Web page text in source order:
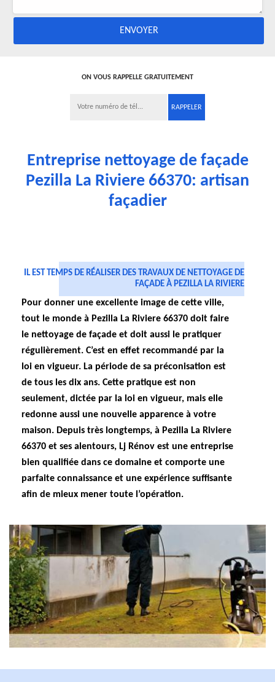
ON VOUS RAPPELLE GRATUITEMENT
Entreprise nettoyage de façade
Pezilla La Riviere 66370: artisan
façadier
IL EST TEMPS DE RÉALISER DES TRAVAUX DE NETTOYAGE DE
FAÇADE À PEZILLA LA RIVIERE
Pour donner une excellente image de cette ville,
tout le monde à Pezilla La Riviere 66370 doit faire
le nettoyage de façade et doit aussi le pratiquer
régulièrement. C’est en effet recommandé par la
loi en vigueur. La période de sa préconisation est
de tous les dix ans. Cette pratique est non
seulement, dictée par la loi en vigueur, mais elle
redonne aussi une nouvelle apparence à votre
maison. Depuis très longtemps, à Pezilla La Riviere
66370 et ses alentours, Lj Rénov est une entreprise
bien qualifiée dans ce domaine et comporte une
parfaite connaissance et une expérience suffisante
afin de mieux mener toute l’opération.